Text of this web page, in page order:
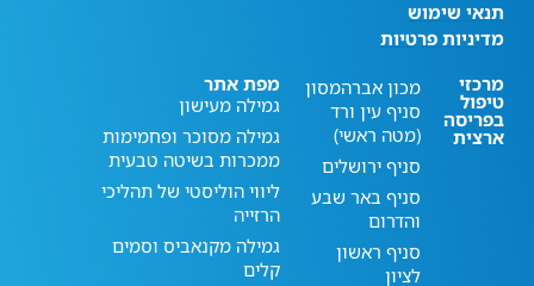
תנאי שימוש
מדיניות פרטיות
מרכזי
טיפול
בפריסה
ארצית
מכון אברהמסון
סניף עין ורד
(מטה ראשי)
סניף ירושלים
סניף באר שבע
והדרום
סניף ראשון
לציון
מפת אתר
גמילה מעישון
גמילה מסוכר ופחמימות
ממכרות בשיטה טבעית
ליווי הוליסטי של תהליכי
הרזייה
גמילה מקנאביס וסמים
קלים